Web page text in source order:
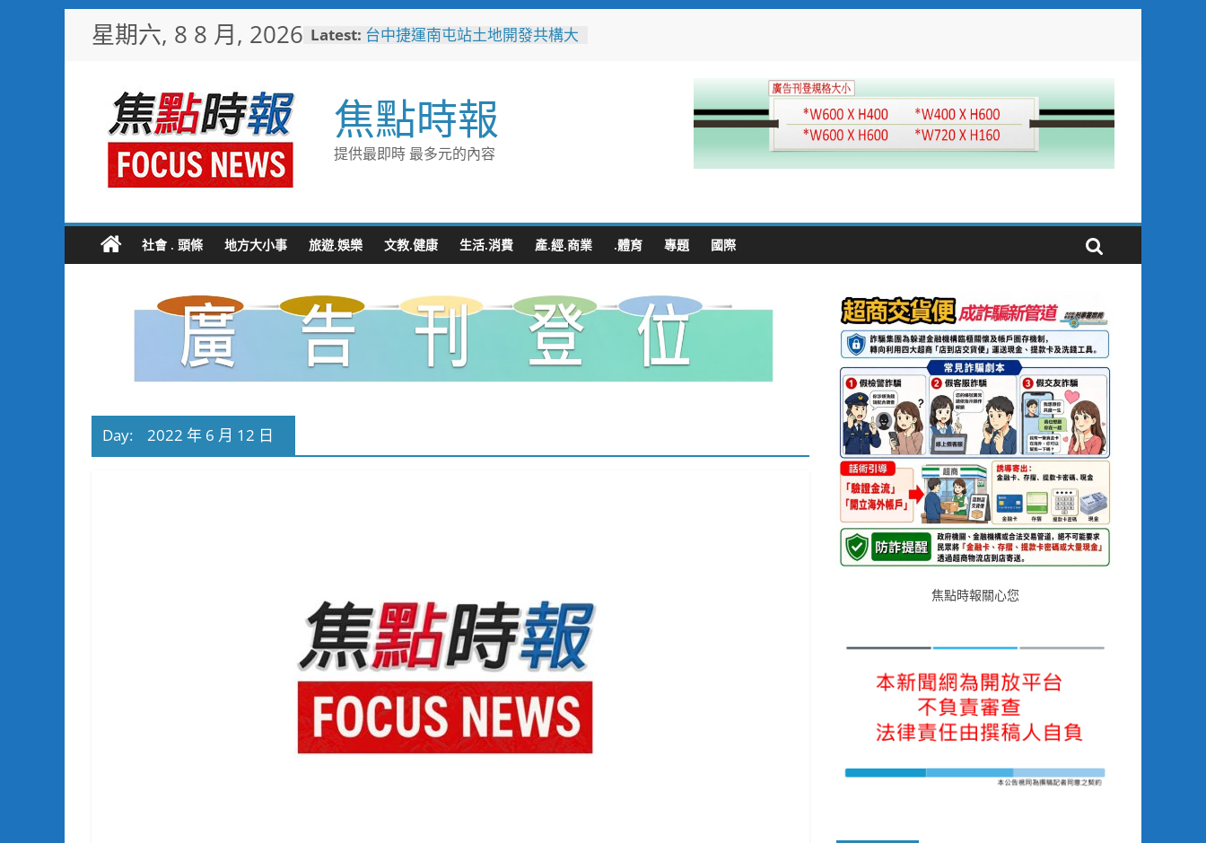
星期六, 8 8 月, 2026 Latest: 台中捷運南屯站土地開發共構大
送上「父親節」暖心祝福
守望相助的暖心守護 湖內警消
聯手破門化解獨居翁的危機
歡慶父親節！《台中通
捐「300萬」助熊本震災重建
焦點時報
提供最即時 最多元的內容
社會 . 頭條 地方大小事 旅遊.娛樂 文教.健康 生活.消費 產.經.商業 .體育 專題 國際
Day: 2022 年 6 月 12 日
焦點時報關心您